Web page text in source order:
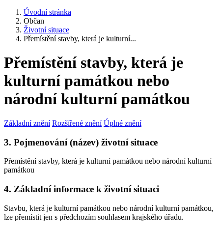
Úvodní stránka
Občan
Životní situace
Přemístění stavby, která je kulturní...
Přemístění stavby, která je
kulturní památkou nebo
národní kulturní památkou
Základní znění Rozšířené znění Úplné znění
3. Pojmenování (název) životní situace
Přemístění stavby, která je kulturní památkou nebo národní kulturní
památkou
4. Základní informace k životní situaci
Stavbu, která je kulturní památkou nebo národní kulturní památkou,
lze přemístit jen s předchozím souhlasem krajského úřadu.